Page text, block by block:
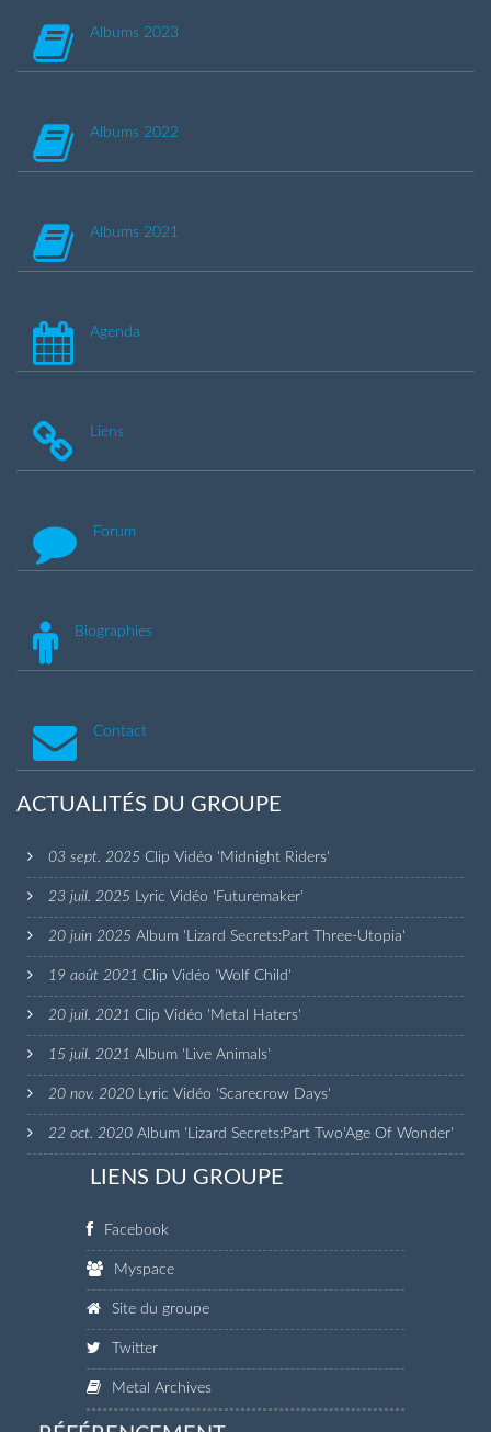
Albums 2023
Albums 2022
Albums 2021
Agenda
Liens
Forum
Biographies
Contact
ACTUALITÉS DU GROUPE
03 sept. 2025 Clip Vidéo 'Midnight Riders'
23 juil. 2025 Lyric Vidéo 'Futuremaker'
20 juin 2025 Album 'Lizard Secrets:Part Three-Utopia'
19 août 2021 Clip Vidéo 'Wolf Child'
20 juil. 2021 Clip Vidéo 'Metal Haters'
15 juil. 2021 Album 'Live Animals'
20 nov. 2020 Lyric Vidéo 'Scarecrow Days'
22 oct. 2020 Album 'Lizard Secrets:Part Two'Age Of Wonder'
LIENS DU GROUPE
Facebook
Myspace
Site du groupe
Twitter
Metal Archives